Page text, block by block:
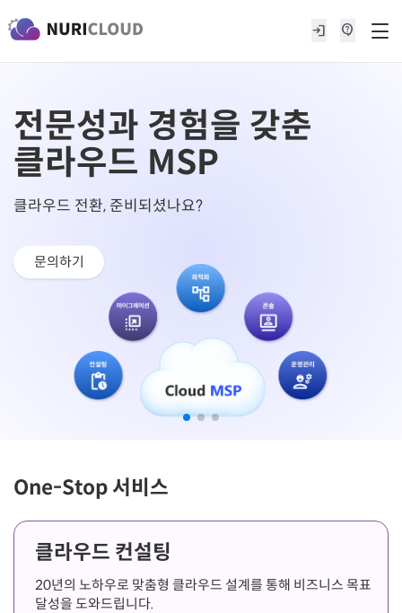
login contact_support
전문성과 경험을 갖춘
클라우드 MSP
클라우드 전환, 준비되셨나요?
문의하기
One-Stop 서비스
클라우드 컨설팅
20년의 노하우로 맞춤형 클라우드 설계를 통해 비즈니스 목표
달성을 도와드립니다.